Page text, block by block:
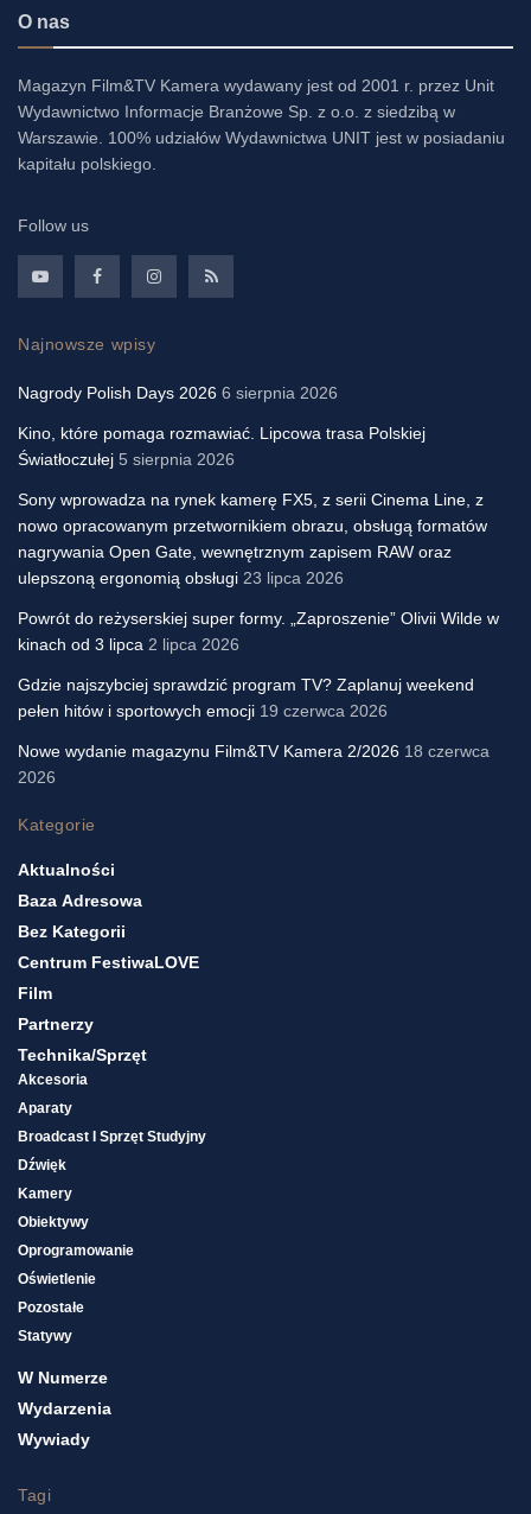
O nas
Magazyn Film&TV Kamera wydawany jest od 2001 r. przez Unit
Wydawnictwo Informacje Branżowe Sp. z o.o. z siedzibą w
Warszawie. 100% udziałów Wydawnictwa UNIT jest w posiadaniu
kapitału polskiego.
Follow us
Najnowsze wpisy
Nagrody Polish Days 2026 6 sierpnia 2026
Kino, które pomaga rozmawiać. Lipcowa trasa Polskiej
Światłoczułej 5 sierpnia 2026
Sony wprowadza na rynek kamerę FX5, z serii Cinema Line, z
nowo opracowanym przetwornikiem obrazu, obsługą formatów
nagrywania Open Gate, wewnętrznym zapisem RAW oraz
ulepszoną ergonomią obsługi 23 lipca 2026
Powrót do reżyserskiej super formy. „Zaproszenie” Olivii Wilde w
kinach od 3 lipca 2 lipca 2026
Gdzie najszybciej sprawdzić program TV? Zaplanuj weekend
pełen hitów i sportowych emocji 19 czerwca 2026
Nowe wydanie magazynu Film&TV Kamera 2/2026 18 czerwca
2026
Kategorie
Aktualności
Baza Adresowa
Bez Kategorii
Centrum FestiwaLOVE
Film
Partnerzy
Technika/sprzęt
Akcesoria
Aparaty
Broadcast I Sprzęt Studyjny
Dźwięk
Kamery
Obiektywy
Oprogramowanie
Oświetlenie
Pozostałe
Statywy
W Numerze
Wydarzenia
Wywiady
Tagi